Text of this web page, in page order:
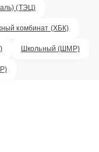
(ТЭЦ)
комбинат (ХБК)
Школьный (ШМР)